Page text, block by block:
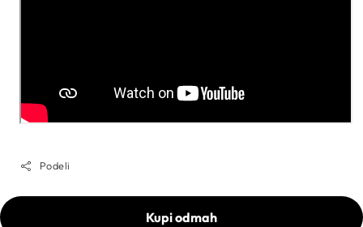
Podeli
Kupi odmah